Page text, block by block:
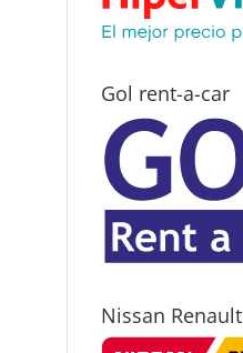
Gol rent-a-car
Nissan Renault